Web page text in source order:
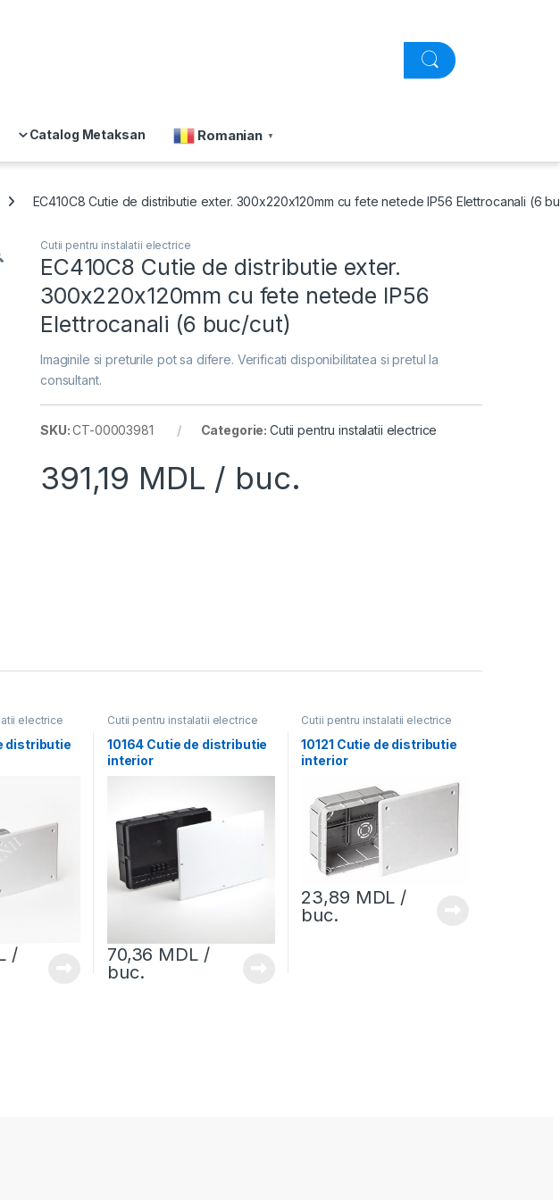
Catalog Metaksan Romanian ▼
EC410C8 Cutie de distributie exter. 300x220x120mm cu fete netede IP56 Elettrocanali (6
Cutii pentru instalatii electrice
EC410C8 Cutie de distributie exter.
300x220x120mm cu fete netede IP56
Elettrocanali (6 buc/cut)
Imaginile si preturile pot sa difere. Verificati disponibilitatea si pretul la
consultant.
SKU:CT-00003981 Categorie: Cutii pentru instalatii electrice
391,19 MDL / buc.
electrice
distributie
/
Cutii pentru instalatii electrice
10164 Cutie de distributie
interior
206х155х73mm,Tyco,RuV
70,36 MDL/
buc.
Cutii pentru instalatii electrice
10121 Cutie de distributie
interior
nil (54buc)
23,89 MDL /
buc.